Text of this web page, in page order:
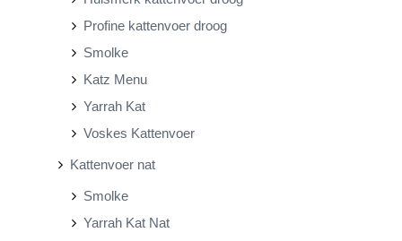
Profine kattenvoer droog
Smolke
Katz Menu
Yarrah Kat
Voskes Kattenvoer
Kattenvoer nat
Smolke
Yarrah Kat Nat